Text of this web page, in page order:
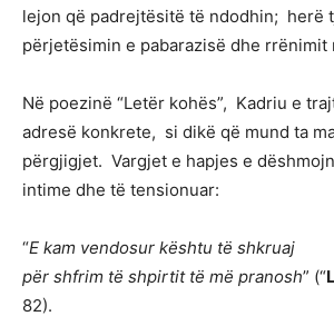
lejon që padrejtësitë të ndodhin; herë
përjetësimin e pabarazisë dhe rrënimit
Në poezinë “Letër kohës”, Kadriu e
adresë konkrete, si dikë që mund ta
përgjigjet. Vargjet e hapjes e
intime dhe të tensionuar:
“E kam vendosur kështu të shkruaj
për shfrim të shpirtit të më pranosh” (“
82).